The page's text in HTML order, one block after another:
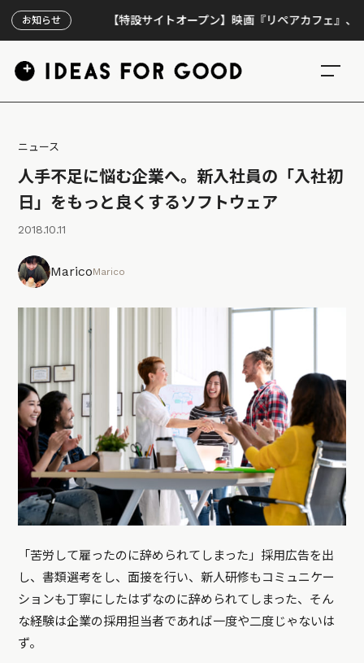
お知らせ 【特設サイトオープン】映画『リペアカフェ』、上映300
ニュース
人手不足に悩む企業へ。新入社員の「入社初
日」をもっと良くするソフトウェア
2018.10.11
MaricoMarico
「苦労して雇ったのに辞められてしまった」採用広告を出
し、書類選考をし、面接を行い、新人研修もコミュニケー
ションも丁寧にしたはずなのに辞められてしまった、そん
な経験は企業の採用担当者であれば一度や二度じゃないは
ず。